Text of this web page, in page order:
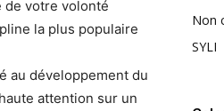
de votre volonté
la plus populaire
au développement du
attention sur un
Non
SYLI